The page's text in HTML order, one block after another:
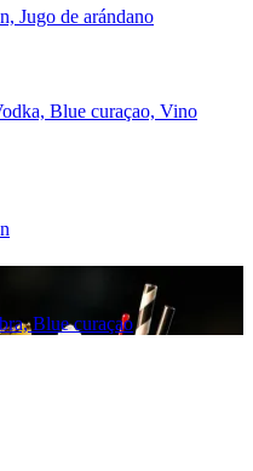
Jugo de arándano
Blue curaçao, Vino
Blue curaçao